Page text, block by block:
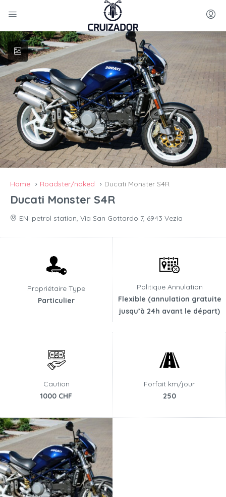
Home Roadster/naked Ducati Monster S4R
Ducati Monster S4R
ENI petrol station, Via San Gottardo 7, 6943 Vezia
Propriétaire Type
Particulier
Politique Annulation
Flexible (annulation gratuite
jusqu’à 24h avant le départ)
Caution
1000 CHF
Forfait km/jour
250